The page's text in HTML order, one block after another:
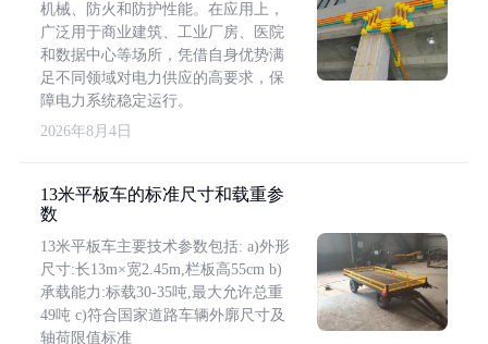
机械、防火和防护性能。在应用上，
广泛用于商业建筑、工业厂房、医院
和数据中心等场所，凭借自身优势满
足不同领域对电力供应的高要求，保
障电力系统稳定运行。
2026年8月4日
13米平板车的标准尺寸和载重参
数
13米平板车主要技术参数包括: a)外形
尺寸:长13m×宽2.45m,栏板高55cm b)
承载能力:标载30-35吨,最大允许总重
49吨 c)符合国家道路车辆外廓尺寸及
轴荷限值标准